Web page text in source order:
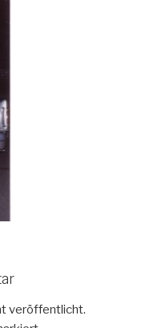
veröffentlicht.